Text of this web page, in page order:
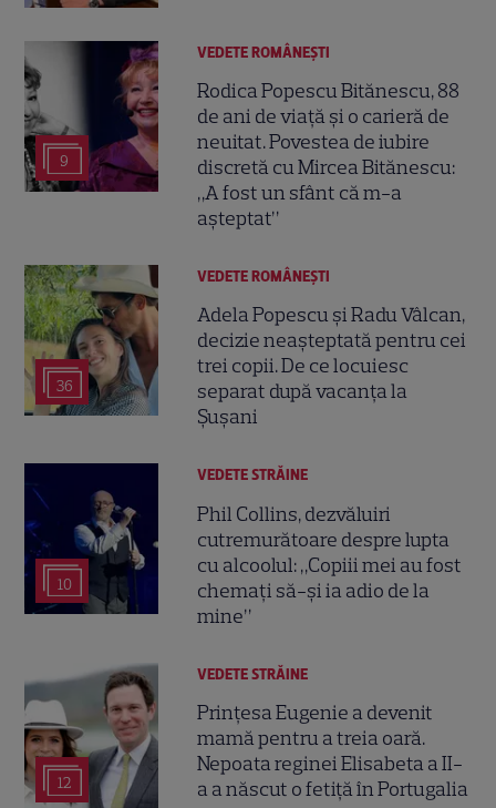
9
VEDETE ROMÂNEŞTI
Rodica Popescu Bitănescu, 88
de ani de viață și o carieră de
neuitat. Povestea de iubire
discretă cu Mircea Bitănescu:
„A fost un sfânt că m-a
așteptat”
36
VEDETE ROMÂNEŞTI
Adela Popescu și Radu Vâlcan,
decizie neașteptată pentru cei
trei copii. De ce locuiesc
separat după vacanța la
Șușani
10
VEDETE STRĂINE
Phil Collins, dezvăluiri
cutremurătoare despre lupta
cu alcoolul: „Copiii mei au fost
chemați să-și ia adio de la
mine”
12
VEDETE STRĂINE
Prințesa Eugenie a devenit
mamă pentru a treia oară.
Nepoata reginei Elisabeta a II-
a a născut o fetiță în Portugalia